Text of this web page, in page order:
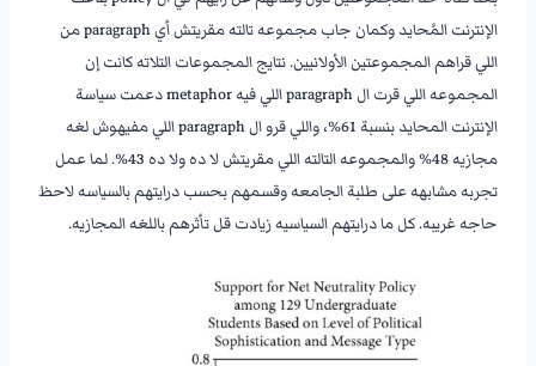
الإنترنت المُحايد وكمان جاب مجموعه تالته مقريتش أي paragraph من
اللي قراهم المجموعتين الأولانيين. نتايج المجموعات التلاته كانت إن
المجموعه اللي قرت ال paragraph اللي فيه metaphor دعمت سياسة
الإنترنت المحايد بنسبة 61%، واللي قرو ال paragraph اللي مفيهوش لغه
مجازيه 48% والمجموعه التالته اللي مقريتش لا ده ولا ده 43%. لما عمل
تجربه مشابهه على طلبة الجامعه وقسمهم بحسب درايتهم بالسياسه لاحظ
حاجه غريبه. كل ما درايتهم السياسيه زيادت قل تأثرهم باللغه المجازيه.